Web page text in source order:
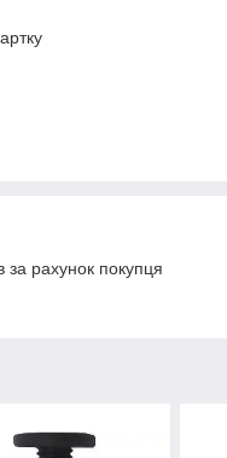
рахунок покупця